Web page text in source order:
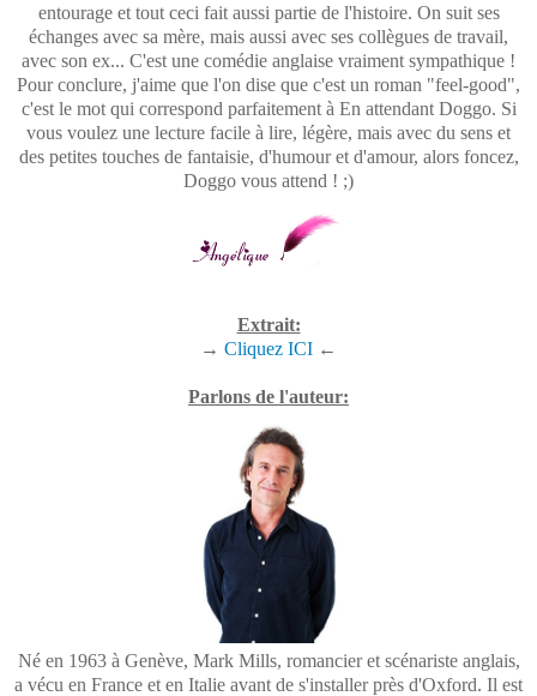
entourage et tout ceci fait aussi partie de l'histoire. On suit ses
échanges avec sa mère, mais aussi avec ses collègues de travail,
avec son ex... C'est une comédie anglaise vraiment sympathique !
Pour conclure, j'aime que l'on dise que c'est un roman "feel-good",
c'est le mot qui correspond parfaitement à En attendant Doggo. Si
vous voulez une lecture facile à lire, légère, mais avec du sens et
des petites touches de fantaisie, d'humour et d'amour, alors foncez,
Doggo vous attend ! ;)
Extrait:
→ Cliquez ICI ←
Parlons de l'auteur:
Né en 1963 à Genève, Mark Mills, romancier et scénariste anglais,
a vécu en France et en Italie avant de s'installer près d'Oxford. Il est